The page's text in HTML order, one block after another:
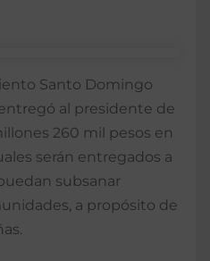
Santo Domingo
al presidente de
260 mil pesos en
serán entregados a
subsanar
a propósito de